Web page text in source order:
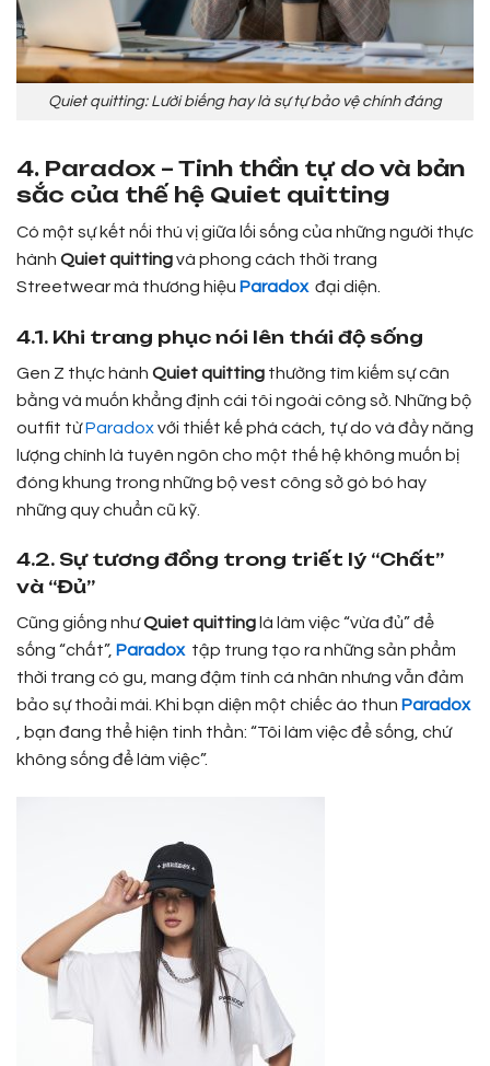
Quiet quitting: Lười biếng hay là sự tự bảo vệ chính đáng
4. Paradox – Tinh thần tự do và bản
sắc của thế hệ Quiet quitting
Có một sự kết nối thú vị giữa lối sống của những người thực
hành Quiet quittingvà phong cách thời trang
Streetwear mà thương hiệu Paradox đại diện.
4.1. Khi trang phục nói lên thái độ sống
Gen Z thực hành Quiet quitting thường tìm kiếm sự cân
bằng và muốn khẳng định cái tôi ngoài công sở. Những bộ
outfit từParadoxvới thiết kế phá cách, tự do và đầy năng
lượng chính là tuyên ngôn cho một thế hệ không muốn bị
đóng khung trong những bộ vest công sở gò bó hay
những quy chuẩn cũ kỹ.
4.2. Sự tương đồng trong triết lý “Chất”
và “Đủ”
Cũng giống nhưQuiet quitting là làm việc “vừa đủ” để
sống “chất”, Paradox tập trung tạo ra những sản phẩm
thời trang có gu, mang đậm tính cá nhân nhưng vẫn đảm
bảo sự thoải mái. Khi bạn diện một chiếc áo thun Paradox
, bạn đang thể hiện tinh thần: “Tôi làm việc để sống, chứ
không sống để làm việc”.